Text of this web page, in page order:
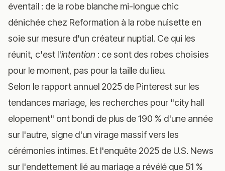
éventail : de la robe blanche mi-longue chic
dénichée chez Reformation à la robe nuisette en
soie sur mesure d'un créateur nuptial. Ce qui les
réunit, c'est l'intention : ce sont des robes choisies
pour le moment, pas pour la taille du lieu.
Selon le rapport annuel 2025 de Pinterest sur les
tendances mariage, les recherches pour "city hall
elopement" ont bondi de plus de 190 % d'une année
sur l'autre, signe d'un virage massif vers les
cérémonies intimes. Et l'enquête 2025 de U.S. News
sur l'endettement lié au mariage a révélé que 51 %